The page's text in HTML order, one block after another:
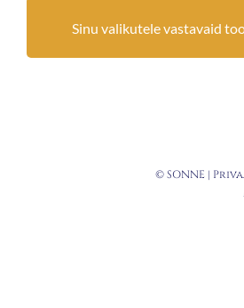
Sinu valikutele vastavaid
© SONNE |